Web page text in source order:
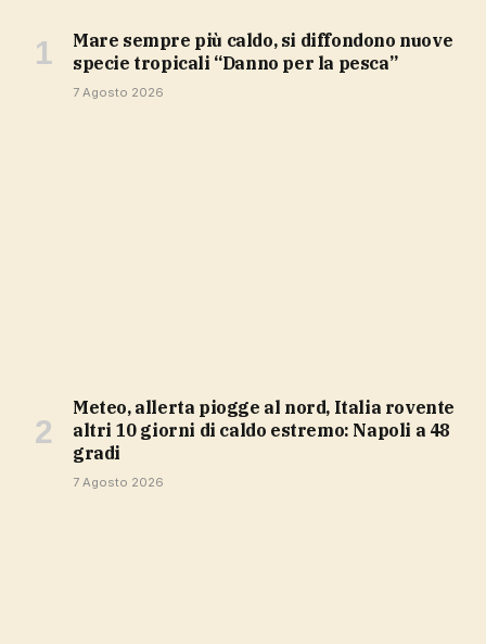
Mare sempre più caldo, si diffondono nuove
specie tropicali “Danno per la pesca”
7 Agosto 2026
Meteo, allerta piogge al nord, Italia rovente
altri 10 giorni di caldo estremo: Napoli a 48
gradi
7 Agosto 2026